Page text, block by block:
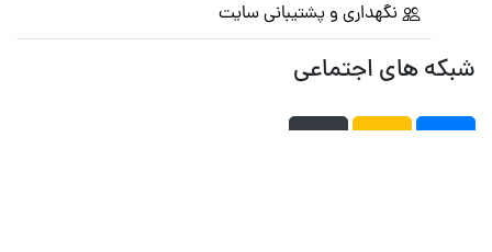
نگهداری و پشتیبانی سایت
شبکه های اجتماعی